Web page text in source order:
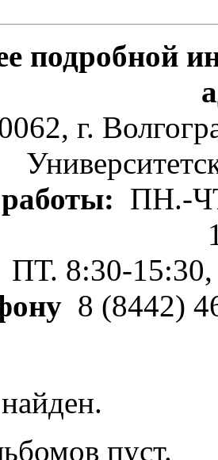
подробной
г.
ПН.-
ПТ. 8:30-
8 (8442)
пуст.